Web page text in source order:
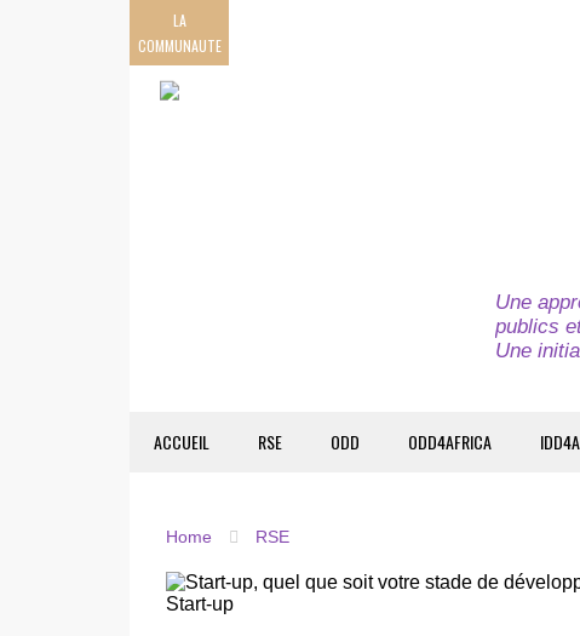
LA
COMMUNAUTE
Une
publics
Une
ACCUEIL RSE ODD ODD4AFRICA
Home RSE